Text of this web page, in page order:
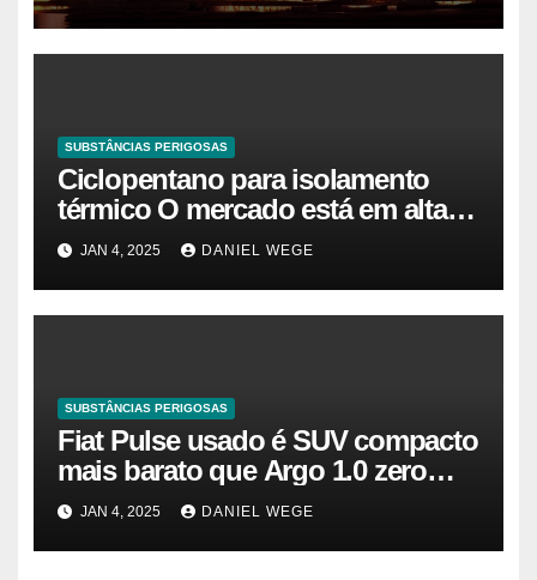
SUBSTÂNCIAS PERIGOSAS
Ciclopentano para isolamento
térmico O mercado está em alta
agora. Vamos entender o
tamanho do mercado, a
participação e a previsão até 2032
JAN 4, 2025 DANIEL WEGE
SUBSTÂNCIAS PERIGOSAS
Fiat Pulse usado é SUV compacto
mais barato que Argo 1.0 zero
quilômetro
JAN 4, 2025 DANIEL WEGE